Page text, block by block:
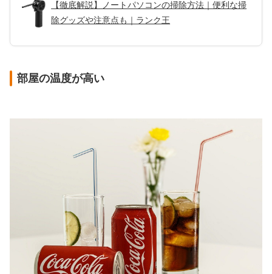
【徹底解説】ノートパソコンの掃除方法｜便利な掃
除グッズや注意点も｜ランク王
部屋の温度が高い